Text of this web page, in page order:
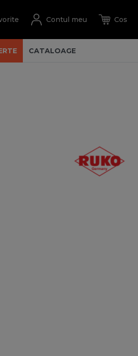
CATALOAGE